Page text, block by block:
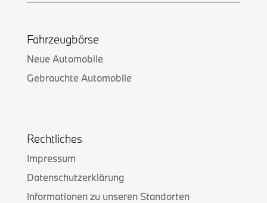
Fahrzeugbörse
Neue Automobile
Gebrauchte Automobile
Rechtliches
Impressum
Datenschutzerklärung
Informationen zu unseren Standorten